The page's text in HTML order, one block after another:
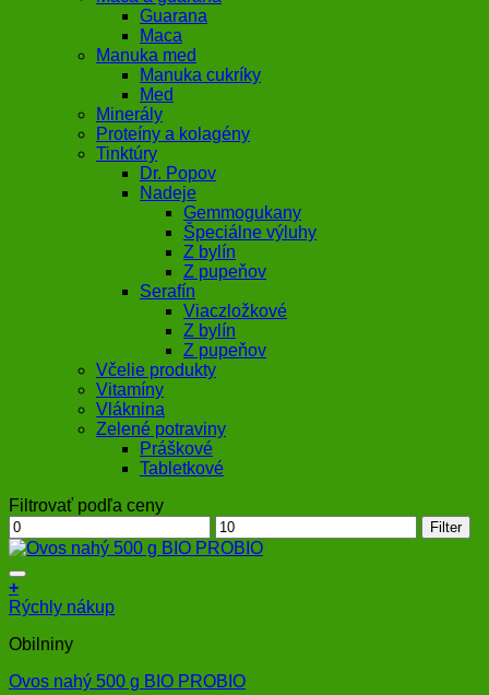
Guarana
Maca
Manuka med
Manuka cukríky
Med
Minerály
Proteíny a kolagény
Tinktúry
Dr. Popov
Nadeje
Gemmogukany
Špeciálne výluhy
Z bylín
Z pupeňov
Serafín
Viaczložkové
Z bylín
Z pupeňov
Včelie produkty
Vitamíny
Vláknina
Zelené potraviny
Práškové
Tabletkové
Filtrovať podľa ceny
Minimálna
cena
Maximálna
cena
Filter
+
Rýchly nákup
Obilniny
Ovos nahý 500 g BIO PROBIO